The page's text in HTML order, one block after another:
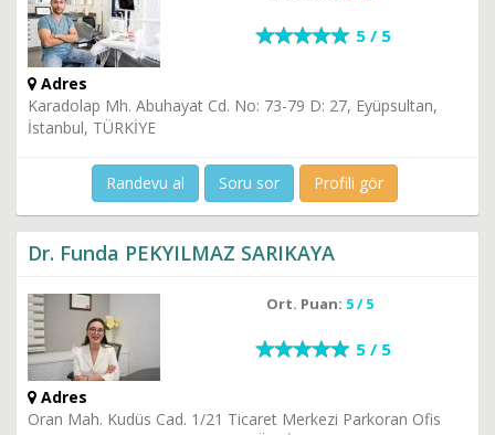
5 / 5
Adres
Karadolap Mh. Abuhayat Cd. No: 73-79 D: 27, Eyüpsultan,
İstanbul, TÜRKİYE
Randevu al Soru sor Profili gör
Dr. Funda PEKYILMAZ SARIKAYA
Ort. Puan: 5 / 5
5 / 5
Adres
Oran Mah. Kudüs Cad. 1/21 Ticaret Merkezi Parkoran Ofis